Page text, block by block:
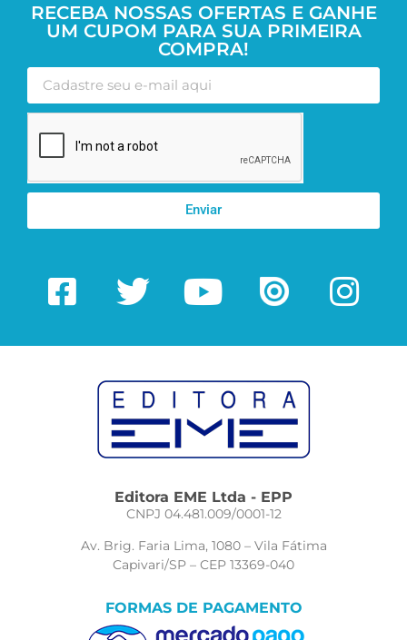
RECEBA NOSSAS OFERTAS E GANHE
UM CUPOM PARA SUA PRIMEIRA
COMPRA!
Enviar
Editora EME Ltda - EPP
CNPJ 04.481.009/0001-12
Av. Brig. Faria Lima, 1080 – Vila Fátima
Capivari/SP – CEP 13369-040
FORMAS DE PAGAMENTO